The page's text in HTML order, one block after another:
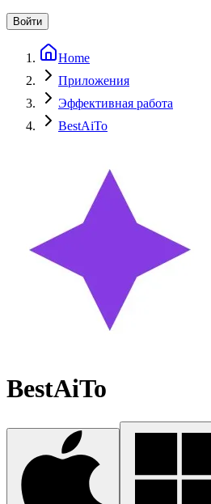
Войти
Home
Приложения
Эффективная работа
BestAiTo
BestAiTo